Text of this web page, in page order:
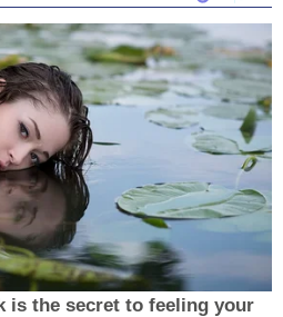
is the secret to feeling your